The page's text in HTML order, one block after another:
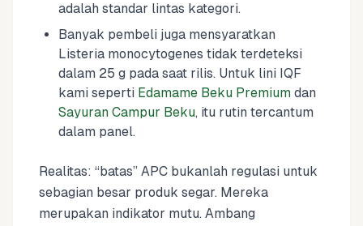
adalah standar lintas kategori.
Banyak pembeli juga mensyaratkan
Listeria monocytogenes tidak terdeteksi
dalam 25 g pada saat rilis. Untuk lini IQF
kami seperti Edamame Beku Premium dan
Sayuran Campur Beku, itu rutin tercantum
dalam panel.
Realitas: “batas” APC bukanlah regulasi untuk
sebagian besar produk segar. Mereka
merupakan indikator mutu. Ambang